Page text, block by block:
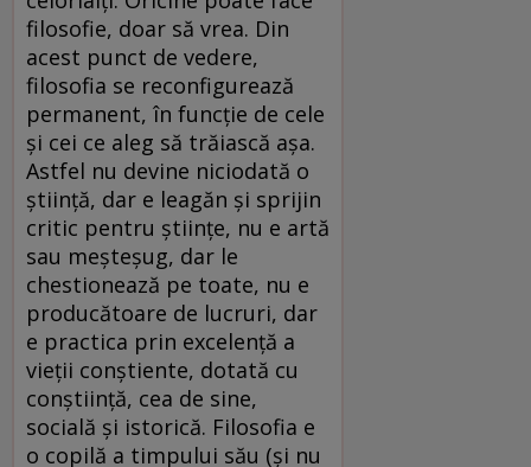
filosofie, doar să vrea. Din
acest punct de vedere,
filosofia se reconfigurează
permanent, în funcție de cele
și cei ce aleg să trăiască așa.
Astfel nu devine niciodată o
știință, dar e leagăn și sprijin
critic pentru științe, nu e artă
sau meșteșug, dar le
chestionează pe toate, nu e
producătoare de lucruri, dar
e practica prin excelență a
vieții conștiente, dotată cu
conștiință, cea de sine,
socială și istorică. Filosofia e
o copilă a timpului său (și nu